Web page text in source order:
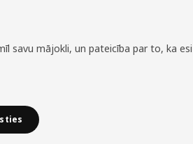
savu mājokli, un pateicība par to, ka esi